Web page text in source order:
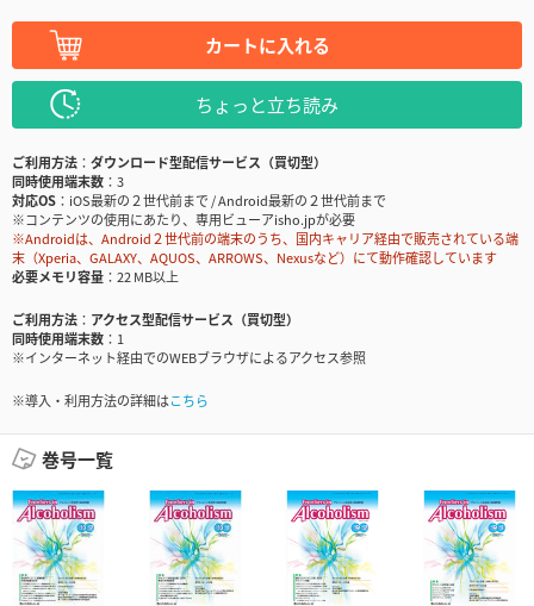
カートに入れる
ちょっと立ち読み
ご利用方法
ダウンロード型配信サービス（買切型）
同時使用端末数
3
対応OS
iOS最新の２世代前まで / Android最新の２世代前まで
※コンテンツの使用にあたり、専用ビューアisho.jpが必要
※Androidは、Android２世代前の端末のうち、国内キャリア経由で販売されている端
末（Xperia、GALAXY、AQUOS、ARROWS、Nexusなど）にて動作確認しています
必要メモリ容量
22 MB以上
ご利用方法
アクセス型配信サービス（買切型）
同時使用端末数
1
※インターネット経由でのWEBブラウザによるアクセス参照
※導入・利用方法の詳細はこちら
巻号一覧